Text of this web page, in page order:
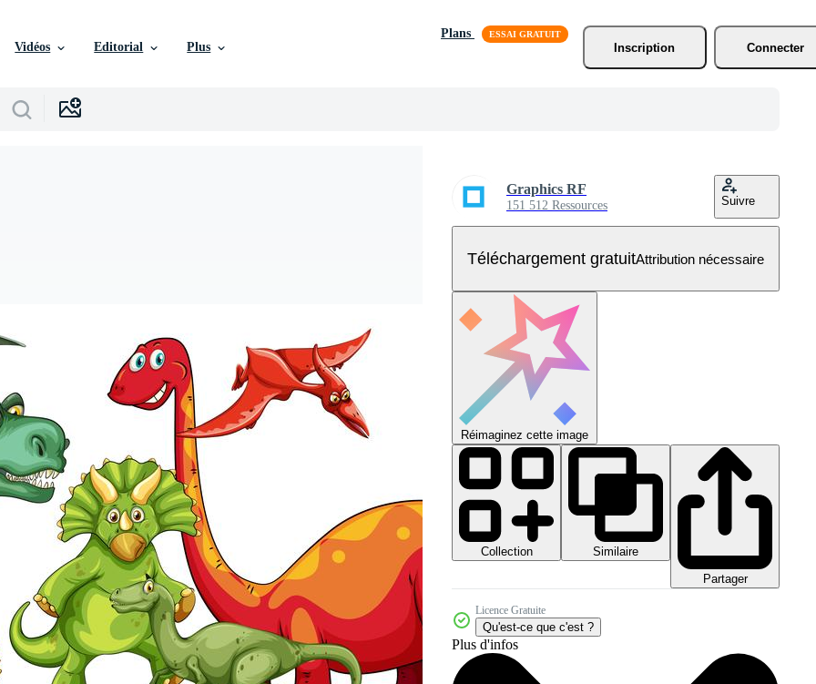
Vidéos Editorial Plus
Plans
Inscription
Connecter
Graphics RF
151 512 Ressources Suivre
Téléchargement gratuitAttribution nécessaire
Réimaginez cette image
Collection
Similaire
Partager
Licence Gratuite
Qu'est-ce que c'est ?
Plus d'infos